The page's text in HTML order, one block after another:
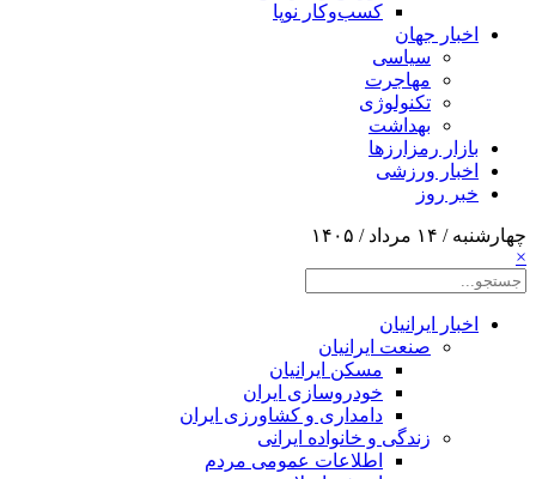
کسب‌وکار نوپا
اخبار جهان
سیاسی
مهاجرت
تکنولوژی
بهداشت
بازار رمزارزها
اخبار ورزشی
خبر روز
چهارشنبه / ۱۴ مرداد / ۱۴۰۵
×
اخبار ایرانیان
صنعت ایرانیان
مسکن ایرانیان
خودروسازی ایران
دامداری و کشاورزی ایران
زندگی و خانواده ایرانی
اطلاعات عمومی مردم